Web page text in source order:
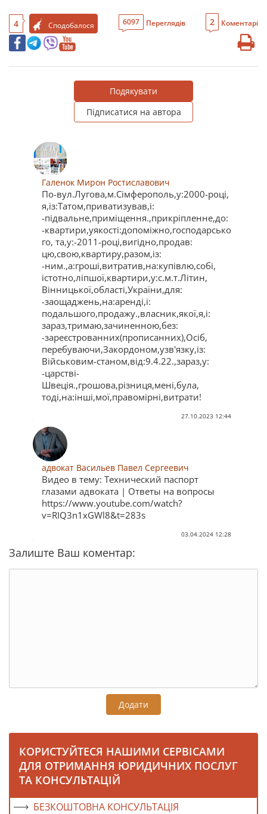
4 Сподобалося 6097 Переглядів 2 Коментарі
Подякувати
Підписатися на автора
Галенок Мирон Ростиславович
По-вул.Лугова,м.Сімферополь,у:2000-році,
я,із:Татом,приватизував,і:
-підвальне,приміщення.,прикріпленне,до:
-квартири,уякості:допоміжно,господарсько
го, та,у:-2011-році,вигідно,продав:
цю,свою,квартиру,разом,із:
-ним.,а:гроші,витратив,на:купівлю,собі,
істотно,ліпшої,квартири,у:с.м.т.Літин,
Вінницької,області,України,для:
-заощаджень,на:аренді,і:
подальшого,продажу.,власник,якої,я,і:
зараз,тримаю,зачиненною,без:
-зареєстрованних(прописанних),Осіб,
перебуваючи,Закордоном,узв'язку,із:
Військовим-станом,від:9.4.22.,зараз,у:
-царстві-
Швеція.,грошова,різниця,мені,була,
тоді,на:інші,мої,правомірні,витрати!
27.10.2023 12:44
адвокат Васильев Павел Сергеевич
Видео в тему: Технический паспорт
глазами адвоката | Ответы на вопросы
https://www.youtube.com/watch?
v=RIQ3n1xGWl8&t=283s
03.04.2024 12:28
Залиште Ваш коментар:
Додати
КОРИСТУЙТЕСЯ НАШИМИ СЕРВІСАМИ
ДЛЯ ОТРИМАННЯ ЮРИДИЧНИХ ПОСЛУГ
ТА КОНСУЛЬТАЦІЙ
БЕЗКОШТОВНА КОНСУЛЬТАЦІЯ